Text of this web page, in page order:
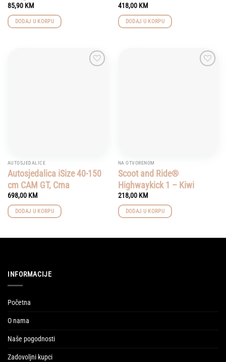
85,90 KM
DODAJ U KORPU
418,00 KM
DODAJ U KORPU
AUTOSJEDALICE
Autosjedalica iSize 40-150
cm CAM GT, Crna
698,00 KM
DODAJ U KORPU
NA OTVORENOM
Scoot and Ride®
Highwaykick 1 – Kiwi
218,00 KM
DODAJ U KORPU
INFORMACIJE
Početna
O nama
Naše pogodnosti
Zadovoljni kupci